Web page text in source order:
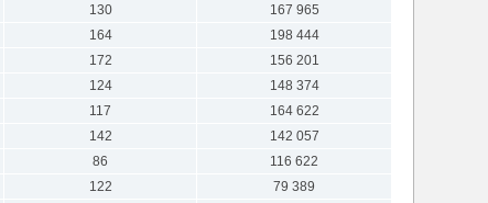
130
167 965
164
198 444
172
156 201
124
148 374
117
164 622
142
142 057
86
116 622
122
79 389